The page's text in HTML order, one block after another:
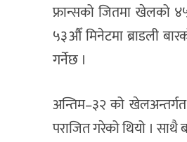
फ्रान्सको जितमा खेलको
५३औँ मिनेटमा ब्राडली
गर्नेछ ।
अन्तिम–३२ को
पराजित गरेको थियो ।